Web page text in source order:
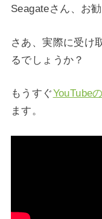
Seagateさん、お
さあ、実際に受け
るでしょうか？
もうすぐYouTube
ます。